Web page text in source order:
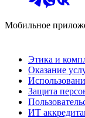
Мобильное
Этика и
Оказание
Защита
ИТ